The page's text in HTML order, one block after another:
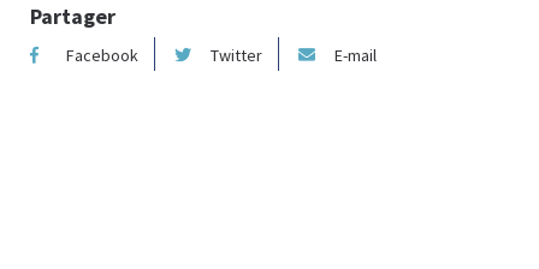
Partager
Facebook Twitter E-mail